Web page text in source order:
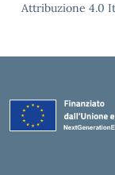
Attribuzione 4.0